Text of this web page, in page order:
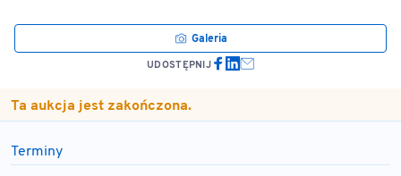
Galeria
UDOSTĘPNIJ
Ta aukcja jest zakończona.
Terminy